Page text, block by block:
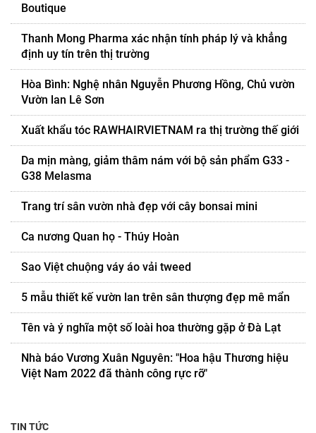
Boutique
Thanh Mong Pharma xác nhận tính pháp lý và khẳng
định uy tín trên thị trường
Hòa Bình: Nghệ nhân Nguyễn Phương Hồng, Chủ vườn
Vườn lan Lê Sơn
Xuất khẩu tóc RAWHAIRVIETNAM ra thị trường thế giới
Da mịn màng, giảm thâm nám với bộ sản phẩm G33 -
G38 Melasma
Trang trí sân vườn nhà đẹp với cây bonsai mini
Ca nương Quan họ - Thúy Hoàn
Sao Việt chuộng váy áo vải tweed
5 mẫu thiết kế vườn lan trên sân thượng đẹp mê mẩn
Tên và ý nghĩa một số loài hoa thường gặp ở Đà Lạt
Nhà báo Vương Xuân Nguyên: "Hoa hậu Thương hiệu
Việt Nam 2022 đã thành công rực rỡ"
TIN TỨC